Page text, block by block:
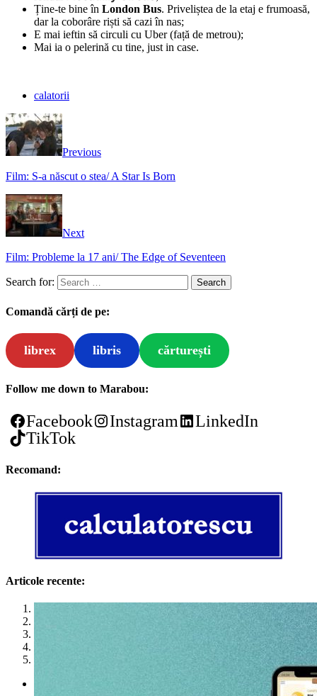
Ține-te bine în London Bus. Priveliștea de la etaj e frumoasă,
dar la coborâre riști să cazi în nas;
E mai ieftin să circuli cu Uber (față de metrou);
Mai ia o pelerină cu tine, just in case.
calatorii
Previous
Film: S-a născut o stea/ A Star Is Born
Next
Film: Probleme la 17 ani/ The Edge of Seventeen
Search for:
Comandă cărți de pe:
librex libris cărturești
Follow me down to Marabou:
Facebook Instagram
LinkedIn
TikTok
Recomand:
Articole recente:
Politica de utilizare cookies